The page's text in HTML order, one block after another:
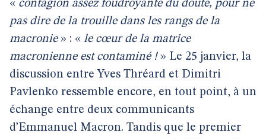
« contagion assez foudroyante du doute, pour ne
pas dire de la trouille dans les rangs de la
macronie» : « le cœur de la matrice
macronienne est contaminé !» Le 25 janvier, la
discussion entre Yves Thréard et Dimitri
Pavlenko ressemble encore, en tout point, à un
échange entre deux communicants
d’Emmanuel Macron. Tandis que le premier